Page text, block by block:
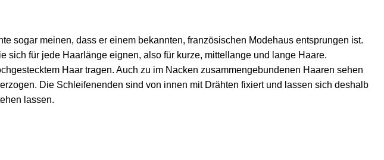
sogar meinen, dass er einem bekannten, französischen Modehaus entsprungen ist.
sich für jede Haarlänge eignen, also für kurze, mittellange und lange Haare.
Haar tragen. Auch zu im Nacken zusammengebundenen Haaren sehen
Die Schleifenenden sind von innen mit Drähten fixiert und lassen sich deshalb
lassen.